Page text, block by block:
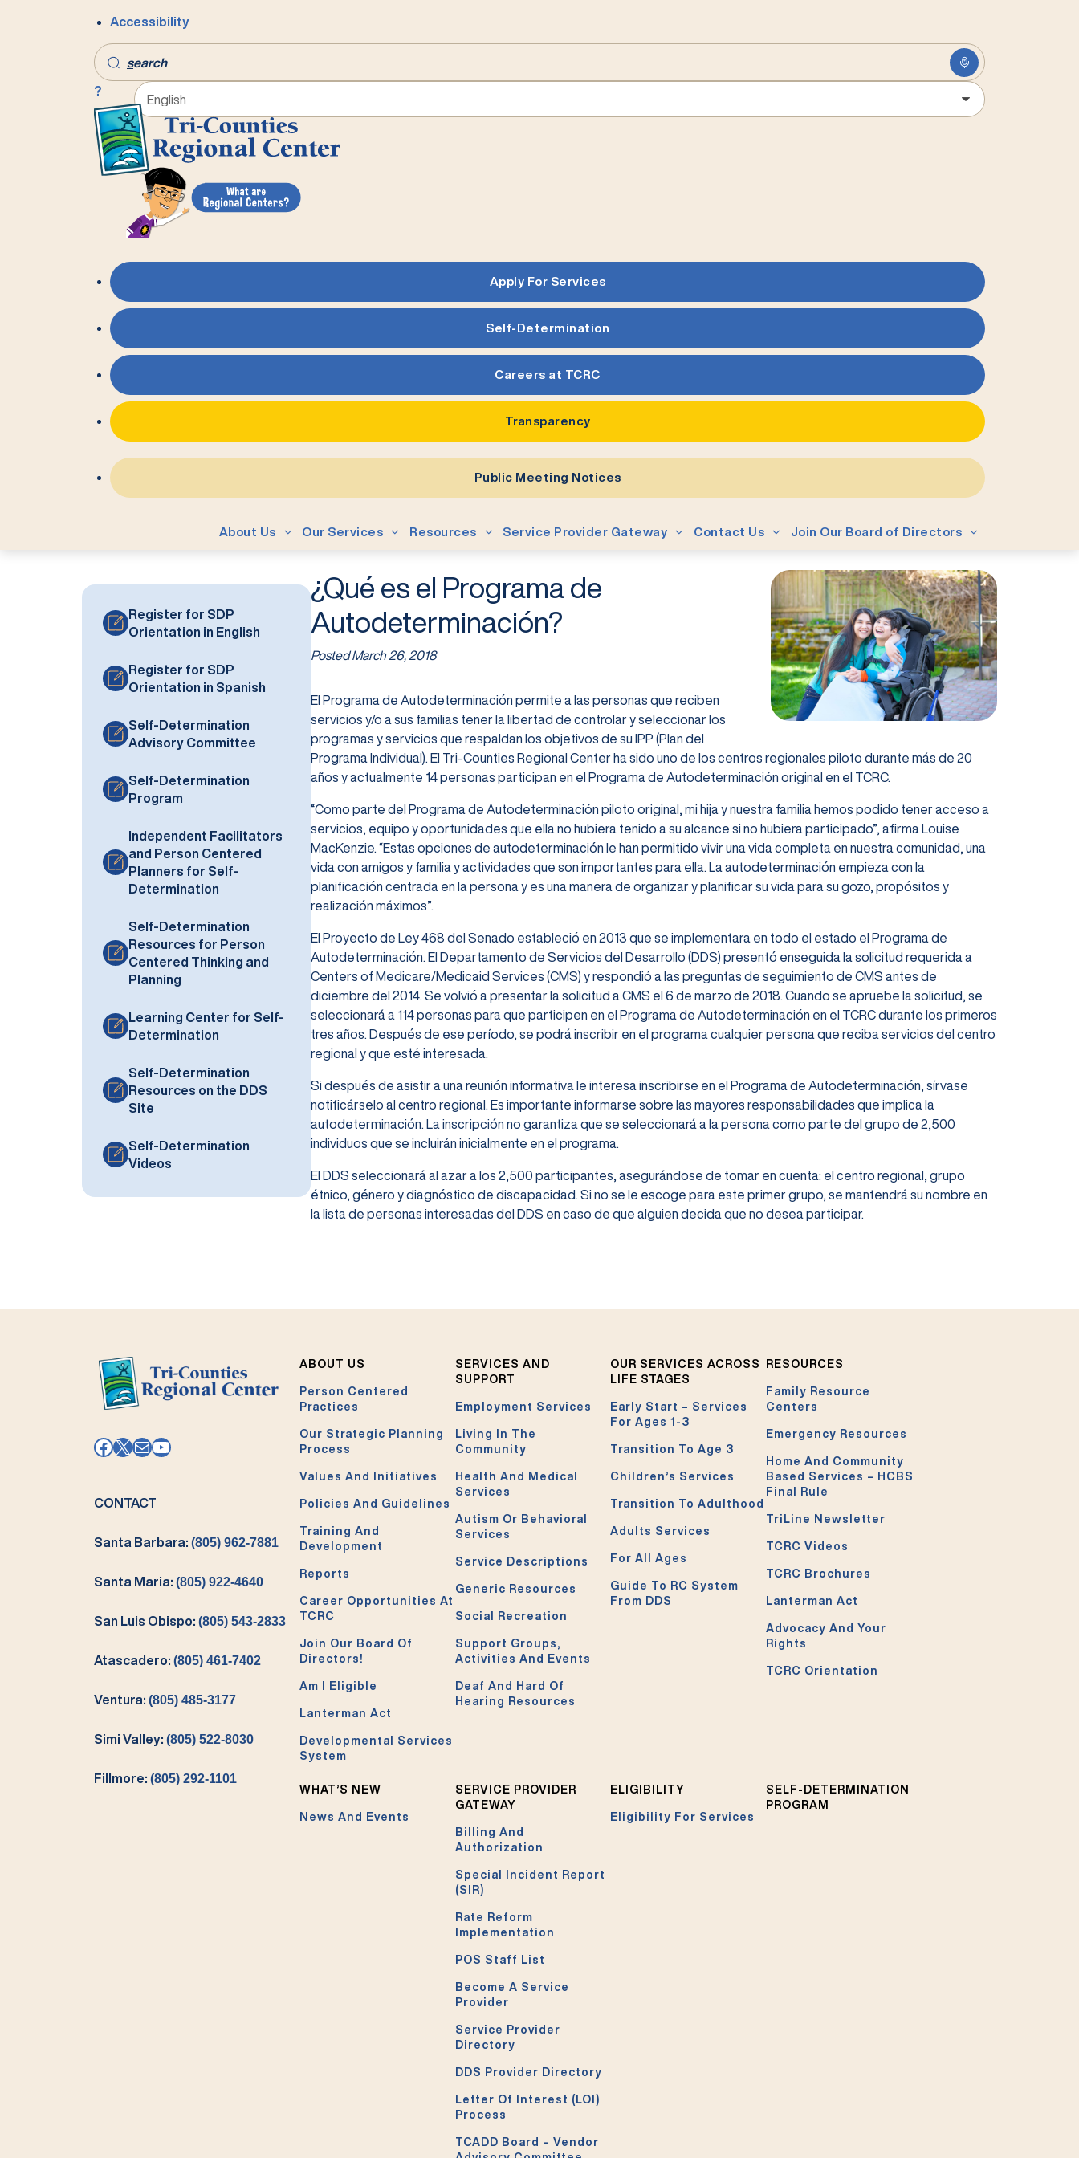
Accessibility
search
?
Apply For Services
Self-Determination
Careers at TCRC
Transparency
Public Meeting Notices
About Us Our Services Resources Service Provider Gateway Contact Us Join Our Board of Directors
Register for SDP
Orientation in English
Register for SDP
Orientation in Spanish
Self-Determination
Advisory Committee
Self-Determination
Program
Independent Facilitators
and Person Centered
Planners for Self-
Determination
Self-Determination
Resources for Person
Centered Thinking and
Planning
Learning Center for Self-
Determination
Self-Determination
Resources on the DDS
Site
Self-Determination
Videos
¿Qué es el Programa de
Autodeterminación?
PostedMarch 26, 2018
El Programa de Autodeterminación permite a las personas que reciben
servicios y/o a sus familias tener la libertad de controlar y seleccionar los
programas y servicios que respaldan los objetivos de su IPP (Plan del
Programa Individual). El Tri-Counties Regional Center ha sido uno de los centros regionales piloto durante más de 20
años y actualmente 14 personas participan en el Programa de Autodeterminación original en el TCRC.
“Como parte del Programa de Autodeterminación piloto original, mi hija y nuestra familia hemos podido tener acceso a
servicios, equipo y oportunidades que ella no hubiera tenido a su alcance si no hubiera participado”, afirma Louise
MacKenzie. “Estas opciones de autodeterminación le han permitido vivir una vida completa en nuestra comunidad, una
vida con amigos y familia y actividades que son importantes para ella. La autodeterminación empieza con la
planificación centrada en la persona y es una manera de organizar y planificar su vida para su gozo, propósitos y
realización máximos”.
El Proyecto de Ley 468 del Senado estableció en 2013 que se implementara en todo el estado el Programa de
Autodeterminación. El Departamento de Servicios del Desarrollo (DDS) presentó enseguida la solicitud requerida a
Centers of Medicare/Medicaid Services (CMS) y respondió a las preguntas de seguimiento de CMS antes de
diciembre del 2014. Se volvió a presentar la solicitud a CMS el 6 de marzo de 2018. Cuando se apruebe la solicitud, se
seleccionará a 114 personas para que participen en el Programa de Autodeterminación en el TCRC durante los primeros
tres años. Después de ese período, se podrá inscribir en el programa cualquier persona que reciba servicios del centro
regional y que esté interesada.
Si después de asistir a una reunión informativa le interesa inscribirse en el Programa de Autodeterminación, sírvase
notificárselo al centro regional. Es importante informarse sobre las mayores responsabilidades que implica la
autodeterminación. La inscripción no garantiza que se seleccionará a la persona como parte del grupo de 2,500
individuos que se incluirán inicialmente en el programa.
El DDS seleccionará al azar a los 2,500 participantes, asegurándose de tomar en cuenta: el centro regional, grupo
étnico, género y diagnóstico de discapacidad. Si no se le escoge para este primer grupo, se mantendrá su nombre en
la lista de personas interesadas del DDS en caso de que alguien decida que no desea participar.
Facebook
X MailYouTube
CONTACT
Santa Barbara: (805) 962-7881
Santa Maria: (805) 922-4640
San Luis Obispo: (805) 543-2833
Atascadero: (805) 461-7402
Ventura: (805) 485-3177
Simi Valley: (805) 522-8030
Fillmore: (805) 292-1101
ABOUT US
Person Centered
Practices
Our Strategic Planning
Process
Values And Initiatives
Policies And Guidelines
Training And
Development
Reports
Career Opportunities At
TCRC
Join Our Board Of
Directors!
Am I Eligible
Lanterman Act
Developmental Services
System
SERVICES AND
SUPPORT
Employment Services
Living In The
Community
Health And Medical
Services
Autism Or Behavioral
Services
Service Descriptions
Generic Resources
Social Recreation
Support Groups,
Activities And Events
Deaf And Hard Of
Hearing Resources
OUR SERVICES ACROSS
LIFE STAGES
Early Start – Services
For Ages 1-3
Transition To Age 3
Children’s Services
Transition To Adulthood
Adults Services
For All Ages
Guide To RC System
From DDS
RESOURCES
Family Resource
Centers
Emergency Resources
Home And Community
Based Services – HCBS
Final Rule
TriLine Newsletter
TCRC Videos
TCRC Brochures
Lanterman Act
Advocacy And Your
Rights
TCRC Orientation
WHAT’S NEW
News And Events
SERVICE PROVIDER
GATEWAY
Billing And
Authorization
Special Incident Report
(SIR)
Rate Reform
Implementation
POS Staff List
Become A Service
Provider
Service Provider
Directory
DDS Provider Directory
Letter Of Interest (LOI)
Process
TCADD Board – Vendor
ELIGIBILITY
Eligibility For Services
SELF-DETERMINATION
PROGRAM